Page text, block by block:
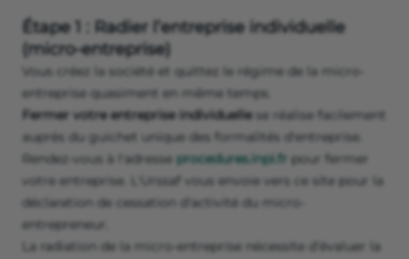
Étape 1 : Radier l’entreprise individuelle
(micro-entreprise)
Vous créez la société et quittez le régime de la micro-
entreprise quasiment en même temps.
Fermer votre entreprise individuelle se réalise facilement
auprès du guichet unique des formalités d'entreprise.
Rendez-vous à l'adresse procedures.inpi.fr pour fermer
votre entreprise. L'Urssaf vous envoie vers ce site pour la
déclaration de cessation d'activité du micro-
entrepreneur.
La radiation de la micro-entreprise nécessite d’évaluer la